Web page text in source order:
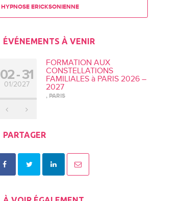
HYPNOSE ERICKSONIENNE
ÉVÉNEMENTS À VENIR
02 31
01/2027
FORMATION AUX
CONSTELLATIONS
FAMILIALES à PARIS 2026 –
2027
, PARIS
PARTAGER